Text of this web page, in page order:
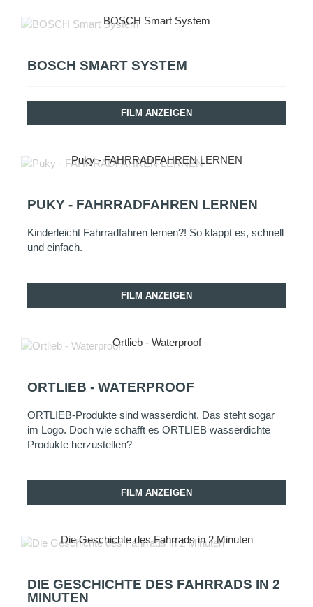
BOSCH Smart System
BOSCH SMART SYSTEM
FILM ANZEIGEN
Puky - FAHRRADFAHREN LERNEN
PUKY - FAHRRADFAHREN LERNEN
Kinderleicht Fahrradfahren lernen?! So klappt es, schnell
und einfach.
FILM ANZEIGEN
Ortlieb - Waterproof
ORTLIEB - WATERPROOF
ORTLIEB-Produkte sind wasserdicht. Das steht sogar
im Logo. Doch wie schafft es ORTLIEB wasserdichte
Produkte herzustellen?
FILM ANZEIGEN
Die Geschichte des Fahrrads in 2 Minuten
DIE GESCHICHTE DES FAHRRADS IN 2
MINUTEN